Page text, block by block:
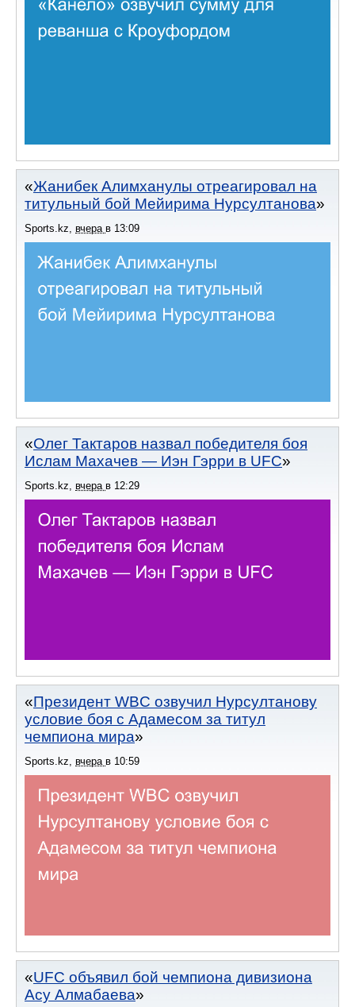
Жанибек Алимханулы отреагировал на
титульный бой Мейирима Нурсултанова
Sports.kz вчера в 13:09
Олег Тактаров назвал победителя боя
Ислам Махачев — Иэн Гэрри в UFC
Sports.kz, вчера в 12:29
Президент WBC озвучил Нурсултанову
условие боя с Адамесом за титул
чемпиона мира
Sports.kz, вчера в 10:59
UFC объявил бой чемпиона дивизиона
Асу Алмабаева